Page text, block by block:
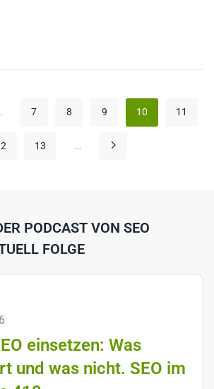
7 8 9 10 11
13 …
PODCAST VON SEO
FOLGE
einsetzen: Was
und was nicht. SEO im